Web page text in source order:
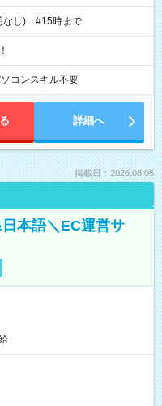
なし) #15時まで
コンスキル不要
詳細へ
掲載日：2026.08.05
本語＼EC運営サ